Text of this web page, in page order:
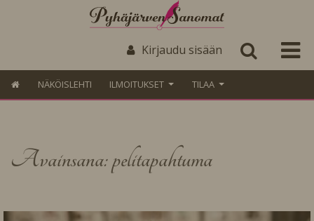
Kirjaudu sisään
NÄKÖISLEHTI ILMOITUKSET TILAA
Avainsana: pelitapahtuma